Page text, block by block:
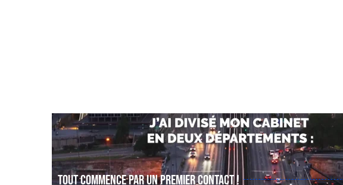
Tout commence par un premier contact !